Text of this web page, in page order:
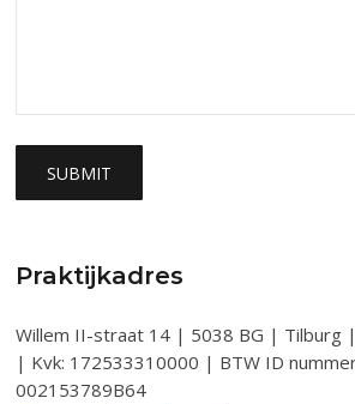
Praktijkadres
Willem II-straat 14 | 5038 BG | Tilburg
| Kvk: 172533310000 | BTW ID
002153789B64